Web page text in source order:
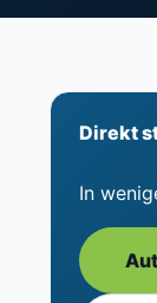
Direkt
In